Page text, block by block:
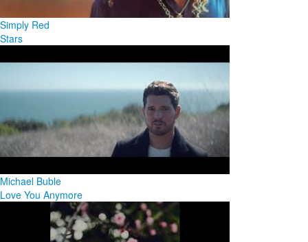
Simply Red
Stars
Michael Buble
Love You Anymore